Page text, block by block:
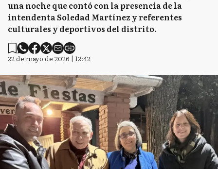
una noche que contó con la presencia de la
intendenta Soledad Martínez y referentes
culturales y deportivos del distrito.
22 de mayo de 2026 | 12:42